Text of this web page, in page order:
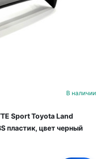
В наличии
Sport Toyota Land
пластик, цвет черный